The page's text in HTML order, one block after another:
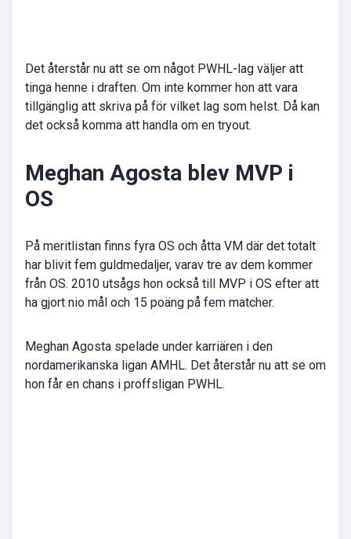
Det återstår nu att se om något PWHL-lag väljer att
tinga henne i draften. Om inte kommer hon att vara
tillgänglig att skriva på för vilket lag som helst. Då kan
det också komma att handla om en tryout.
Meghan Agosta blev MVP i
OS
På meritlistan finns fyra OS och åtta VM där det totalt
har blivit fem guldmedaljer, varav tre av dem kommer
från OS. 2010 utsågs hon också till MVP i OS efter att
ha gjort nio mål och 15 poäng på fem matcher.
Meghan Agosta spelade under karriären i den
nordamerikanska ligan AMHL. Det återstår nu att se om
hon får en chans i proffsligan PWHL.